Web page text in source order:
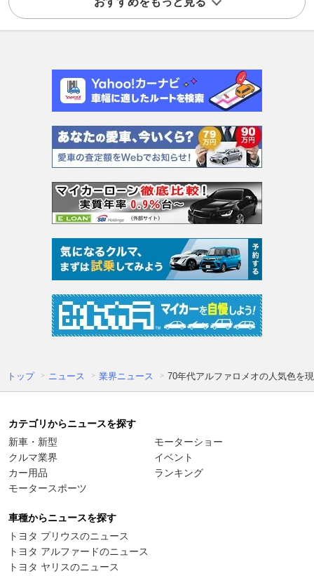
トップ ニュース 業界ニュース 70年代アルファロメオの人気色を
カテゴリからニュースを探す
新車・新型
クルマ業界
カー用品
モータースポーツ
モーターショー
イベント
ランキング
車種からニュースを探す
トヨタ プリウスのニュース
トヨタ アルファードのニュース
トヨタ ヤリスのニュース